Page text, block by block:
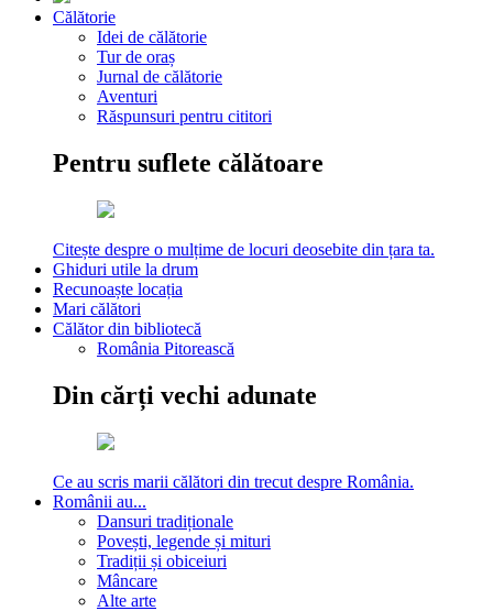
Călătorie
Idei de călătorie
Tur de oraș
Jurnal de călătorie
Aventuri
Răspunsuri pentru cititori
Pentru suflete călătoare
Citește despre o mulțime de locuri deosebite din țara ta.
Ghiduri utile la drum
Recunoaște locația
Mari călători
Călător din bibliotecă
România Pitorească
Din cărți vechi adunate
Ce au scris marii călători din trecut despre România.
Românii au...
Dansuri tradiționale
Povești, legende și mituri
Tradiții și obiceiuri
Mâncare
Alte arte